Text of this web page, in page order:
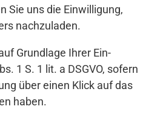
Sie uns die Ein­willigung,
nach­zuladen.
Grund­lage Ihrer Ein­
1 S. 1 lit. a DSGVO, sofern
über einen Klick auf das
haben.